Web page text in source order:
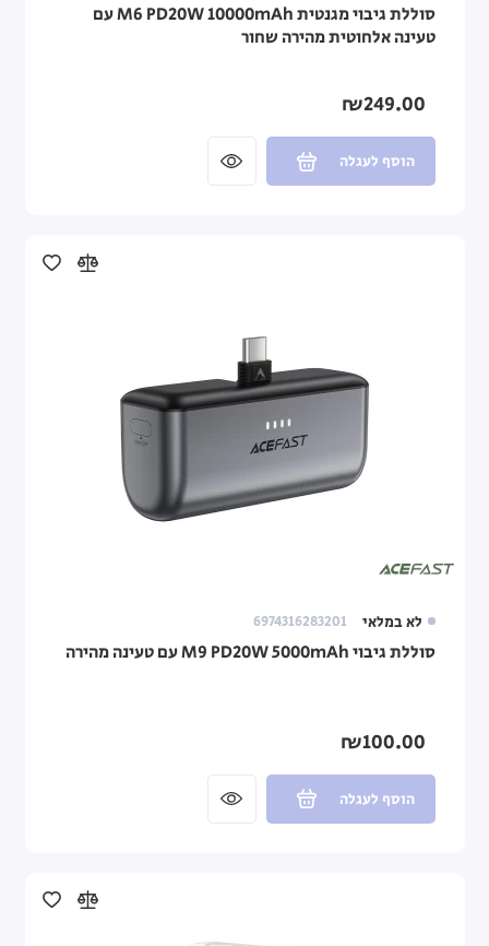
סוללת גיבוי מגנטית M6 PD20W 10000mAh עם
טעינה אלחוטית מהירה שחור
₪249.00
הוסף לעגלה
לא במלאי 6974316283201
סוללת גיבוי M9 PD20W 5000mAh עם טעינה מהירה
₪100.00
הוסף לעגלה